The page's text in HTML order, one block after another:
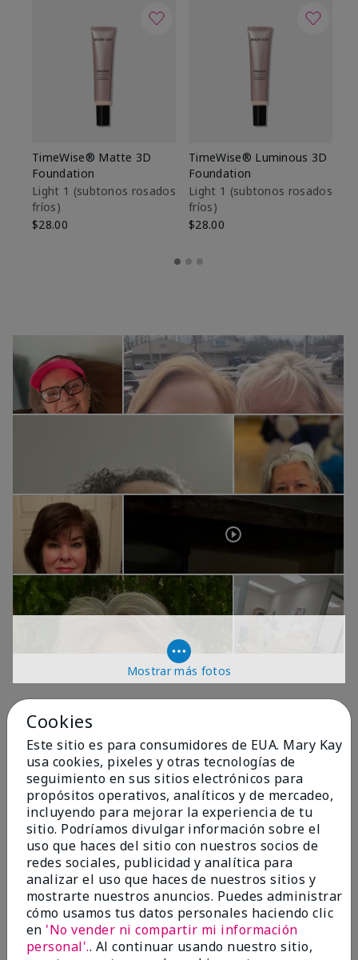
TimeWise® Matte 3D
Foundation
Light 1​ (subtonos rosados
fríos)
$28.00
TimeWise® Luminous 3D
Foundation
Light 1​ (subtonos rosados
fríos)
$28.00
Mostrar más fotos
OPINIONES
4.9
299 Reseñas
Escribir Una Opinión
99%
de los encuestados recomendaría a un amigo.
5 estrellas 287
Cookies
Este sitio es para consumidores de EUA. Mary Kay
usa cookies, pixeles y otras tecnologías de
seguimiento en sus sitios electrónicos para
propósitos operativos, analíticos y de mercadeo,
incluyendo para mejorar la experiencia de tu
sitio. Podríamos divulgar información sobre el
uso que haces del sitio con nuestros socios de
redes sociales, publicidad y analítica para
analizar el uso que haces de nuestros sitios y
mostrarte nuestros anuncios. Puedes administrar
cómo usamos tus datos personales haciendo clic
en 'No vender ni compartir mi información
personal'.. Al continuar usando nuestro sitio,